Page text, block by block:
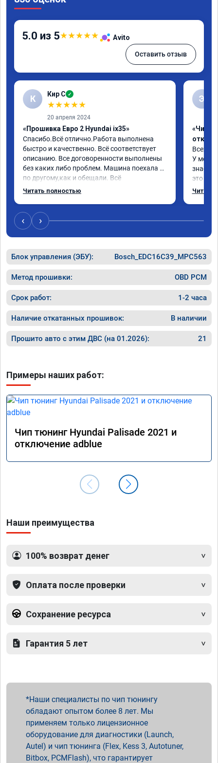
5.0 из 5★★★★★ Avito
Оставить отзыв
К Кир С ✓
★★★★★
20 апреля 2024
«Прошивка Евро 2 Hyundai ix35»
Спасибо.Всё отлично.Работа выполнена
быстро и качественно. Всё соответствует
описанию. Все договоренности выполнены
без каких либо проблем. Машина поехала
по другому,как и обещали. Всё
понравилось. Рекомендую данную
Читать полностью
Э
«Чип
Всех
У меня
знает
это
газов,
как
Машина
ничего
сразу.
В
пути!
Читать
‹ ›
Блок управления (ЭБУ): Bosch_EDC16C39_MPC563
Метод прошивки: OBD PCM
Срок работ: 1-2 часа
Наличие откатанных прошивок: В наличии
Прошито авто с этим ДВС (на 01.2026): 21
Примеры наших работ:
Чип тюнинг Hyundai Palisade 2021 и
отключение adblue
Наши преимущества
100% возврат денег
Оплата после проверки
Сохранение ресурса
Гарантия 5 лет
Наши специалисты по чип тюнингу
обладают опытом более 8 лет. Мы
применяем только лицензионное
оборудование для диагностики (Launch,
Autel) и чип тюнинга (Flex, Kess 3, Autotuner,
Bitbox, PCMFlash), что гарантирует